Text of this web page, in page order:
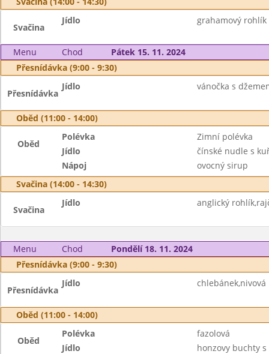
Svačina
Jídlo grahamový
Menu Chod
Pátek 15. 11. 2024
Přesnídávka (9:00 - 9:30)
Přesnídávka
Jídlo vánočka s
Oběd (11:00 - 14:00)
Oběd
Polévka
Zimní polévka
Jídlo
čínské nudle s
Nápoj
ovocný sirup
Svačina (14:00 - 14:30)
Svačina
Jídlo anglický
Menu Chod
Pondělí 18. 11. 2024
Přesnídávka (9:00 - 9:30)
Přesnídávka
Jídlo
Oběd (11:00 - 14:00)
Oběd
Polévka
fazolová
Jídlo
honzovy buchty